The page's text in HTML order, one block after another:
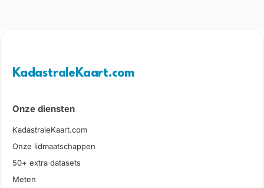
KadastraleKaart.com
Onze diensten
KadastraleKaart.com
Onze lidmaatschappen
50+ extra datasets
Meten